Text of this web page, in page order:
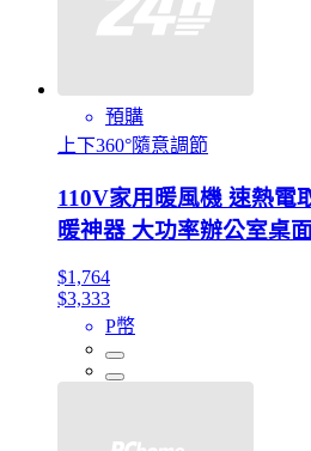
預購
上下360°隨意調節
110V家用暖風機 速熱電
暖神器 大功率辦公室桌
$1,764
$3,333
P幣